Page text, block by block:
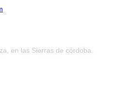
en las Sierras de córdoba.